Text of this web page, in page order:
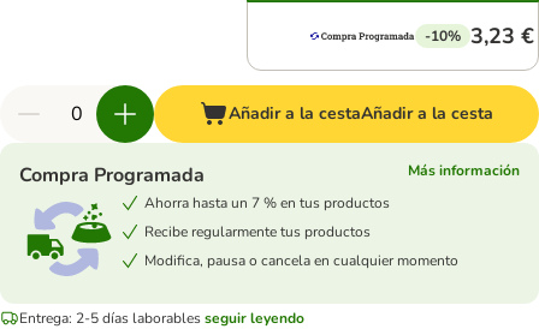
-10% 3,23 €
Añadir a la cestaAñadir a la cesta
Compra Programada
Más información
Ahorra hasta un 7 % en tus productos
Recibe regularmente tus productos
Modifica, pausa o cancela en cualquier momento
Entrega: 2-5 días laborablesseguir leyendo